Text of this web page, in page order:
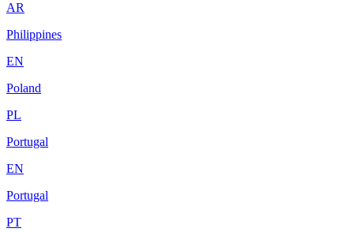
AR
Philippines
EN
Poland
PL
Portugal
EN
Portugal
PT